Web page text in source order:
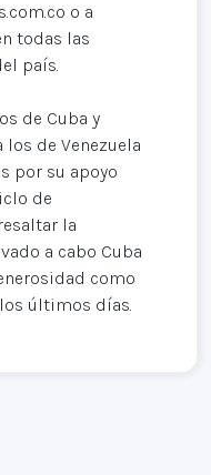
o a
todas las
país.
de Cuba y
los de Venezuela
por su apoyo
de
la
a cabo Cuba
como
últimos días.